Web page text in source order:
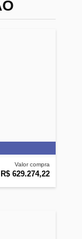
Valor compra
R$ 629.274,22